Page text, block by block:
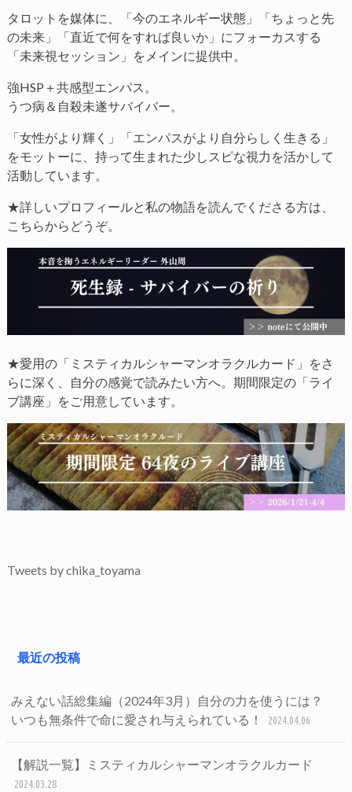
タロットを媒体に、「今のエネルギー状態」「ちょっと先
の未来」「直近で何をすれば良いか」にフォーカスする
「未来視セッション」をメインに提供中。
強HSP＋共感型エンパス。
うつ病＆自殺未遂サバイバー。
「女性がより輝く」「エンパスがより自分らしく生きる」
をモットーに、持って生まれた少しスピな視力を活かして
活動しています。
★詳しいプロフィールと私の物語を読んでくださる方は、
こちらからどうぞ。
★愛用の「ミスティカルシャーマンオラクルカード」をさ
らに深く、自分の感覚で読みたい方へ。期間限定の「ライ
ブ講座」をご用意しています。
Tweets by chika_toyama
最近の投稿
みえない話総集編（2024年3月）自分の力を使うには？
いつも無条件で命に愛され与えられている！
2024.04.06
【解説一覧】ミスティカルシャーマンオラクルカード
2024.03.28